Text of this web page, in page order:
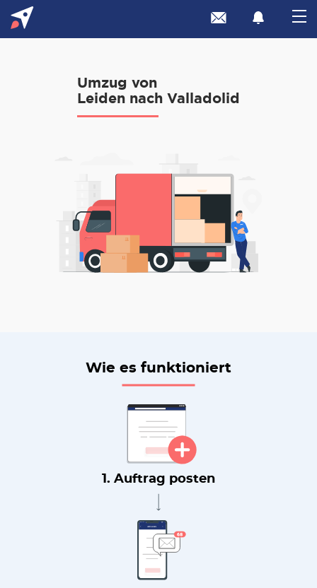
Umzug von
Leiden nach Valladolid
Wie es funktioniert
1. Auftrag posten